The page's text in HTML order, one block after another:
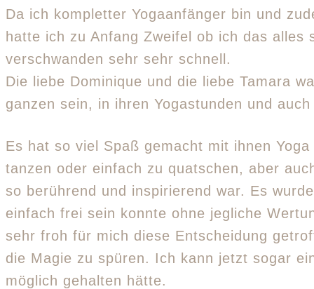
Da ich kompletter Yogaanfänger bin und
hatte ich zu Anfang Zweifel ob ich das alles
verschwanden sehr sehr schnell.
Die liebe Dominique und die liebe Tamara
ganzen sein, in ihren Yogastunden und
Es hat so viel Spaß gemacht mit ihnen
tanzen oder einfach zu quatschen, aber
so berührend und inspirierend war. Es
einfach frei sein konnte ohne jegliche
sehr froh für mich diese Entscheidung
die Magie zu spüren. Ich kann jetzt sogar
möglich gehalten hätte.